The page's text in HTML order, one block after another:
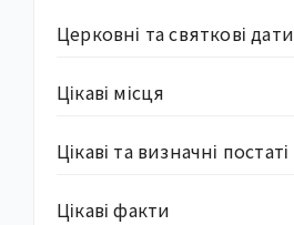
Церковні та святкові дати
Цікаві місця
Цікаві та визначні постаті
Цікаві факти